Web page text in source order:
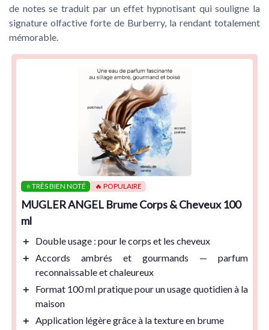
de notes se traduit par un effet hypnotisant qui souligne la
signature olfactive forte de Burberry, la rendant totalement
mémorable.
⭐ TRÈS BIEN NOTÉ 🔥 POPULAIRE
MUGLER ANGEL Brume Corps & Cheveux 100
ml
＋ Double usage : pour le corps et les cheveux
＋ Accords ambrés et gourmands — parfum
reconnaissable et chaleureux
＋
Format 100 ml pratique pour un usage quotidien à la
maison
＋ Application légèregrâce à la texture en brume